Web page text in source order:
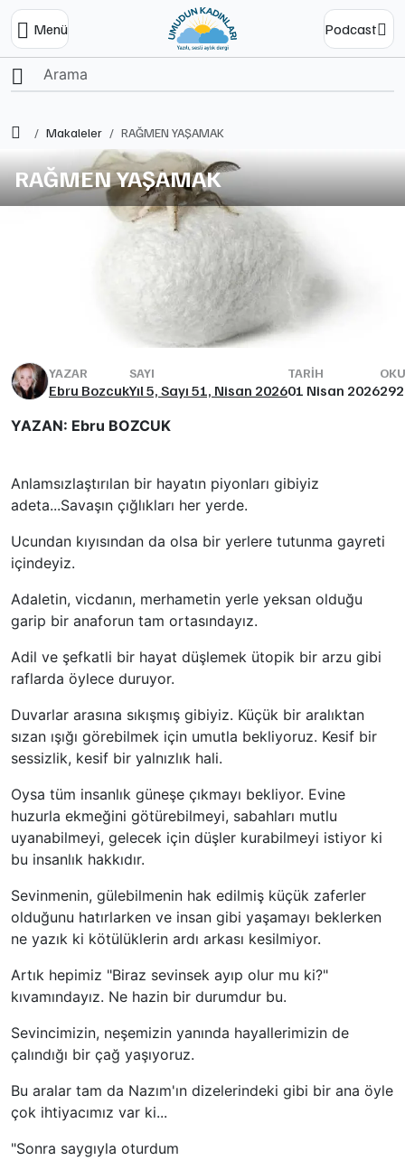
Menü Podcast
Ana SayfaMakaleler RAĞMEN YAŞAMAK
RAĞMEN YAŞAMAK
YAZAR
Ebru Bozcuk
SAYI
Yıl 5, Sayı 51, Nisan 2026
TARIH
01 Nisan 2026292
YAZAN: Ebru BOZCUK
Anlamsızlaştırılan bir hayatın piyonları gibiyiz
adeta...Savaşın çığlıkları her yerde.
Ucundan kıyısından da olsa bir yerlere tutunma gayreti
içindeyiz.
Adaletin, vicdanın, merhametin yerle yeksan olduğu
garip bir anaforun tam ortasındayız.
Adil ve şefkatli bir hayat düşlemek ütopik bir arzu gibi
raflarda öylece duruyor.
Duvarlar arasına sıkışmış gibiyiz. Küçük bir aralıktan
sızan ışığı görebilmek için umutla bekliyoruz. Kesif bir
sessizlik, kesif bir yalnızlık hali.
Oysa tüm insanlık güneşe çıkmayı bekliyor. Evine
huzurla ekmeğini götürebilmeyi, sabahları mutlu
uyanabilmeyi, gelecek için düşler kurabilmeyi istiyor ki
bu insanlık hakkıdır.
Sevinmenin, gülebilmenin hak edilmiş küçük zaferler
olduğunu hatırlarken ve insan gibi yaşamayı beklerken
ne yazık ki kötülüklerin ardı arkası kesilmiyor.
Artık hepimiz "Biraz sevinsek ayıp olur mu ki?"
kıvamındayız. Ne hazin bir durumdur bu.
Sevincimizin, neşemizin yanında hayallerimizin de
çalındığı bir çağ yaşıyoruz.
Bu aralar tam da Nazım'ın dizelerindeki gibi bir ana öyle
çok ihtiyacımız var ki...
"Sonra saygıyla oturdum